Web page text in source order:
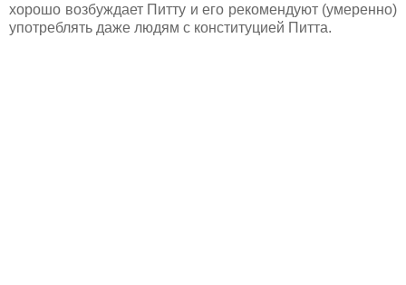
хорошо возбуждает Питту и его рекомендуют (умеренно)
употреблять даже людям с конституцией Питта.